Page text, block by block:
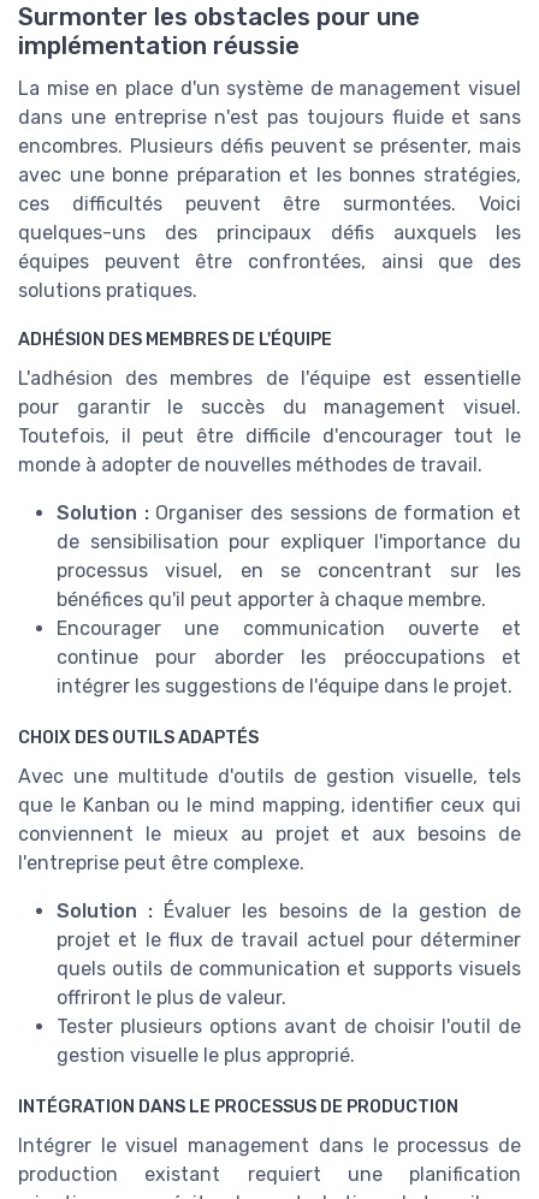
Surmonter les obstacles pour une
implémentation réussie
La mise en place d'un système de management visuel
dans une entreprise n'est pas toujours fluide et sans
encombres. Plusieurs défis peuvent se présenter, mais
avec une bonne préparation et les bonnes stratégies,
ces difficultés peuvent être surmontées. Voici
quelques-uns des principaux défis auxquels les
équipes peuvent être confrontées, ainsi que des
solutions pratiques.
ADHÉSION DES MEMBRES DE L'ÉQUIPE
L'adhésion des membres de l'équipe est essentielle
pour garantir le succès du management visuel.
Toutefois, il peut être difficile d'encourager tout le
monde à adopter de nouvelles méthodes de travail.
Solution :Organiser des sessions de formation et
de sensibilisation pour expliquer l'importance du
processus visuel, en se concentrant sur les
bénéfices qu'il peut apporter à chaque membre.
Encourager une communication ouverte et
continue pour aborder les préoccupations et
intégrer les suggestions de l'équipe dans le projet.
CHOIX DES OUTILS ADAPTÉS
Avec une multitude d'outils de gestion visuelle, tels
que le Kanban ou le mind mapping, identifier ceux qui
conviennent le mieux au projet et aux besoins de
l'entreprise peut être complexe.
Solution : Évaluer les besoins de la gestion de
projet et le flux de travail actuel pour déterminer
quels outils de communication et supports visuels
offriront le plus de valeur.
Tester plusieurs options avant de choisir l'outil de
gestion visuelle le plus approprié.
INTÉGRATION DANS LE PROCESSUS DE PRODUCTION
Intégrer le visuel management dans le processus de
production existant requiert une planification